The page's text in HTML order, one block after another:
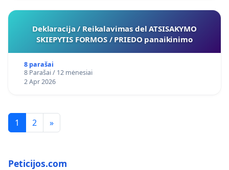
Deklaracija / Reikalavimas del ATSISAKYMO
SKIEPYTIS FORMOS / PRIEDO panaikinimo
8 parašai
8 Parašai / 12 mėnesiai
2 Apr 2026
1 2 »
Peticijos.com